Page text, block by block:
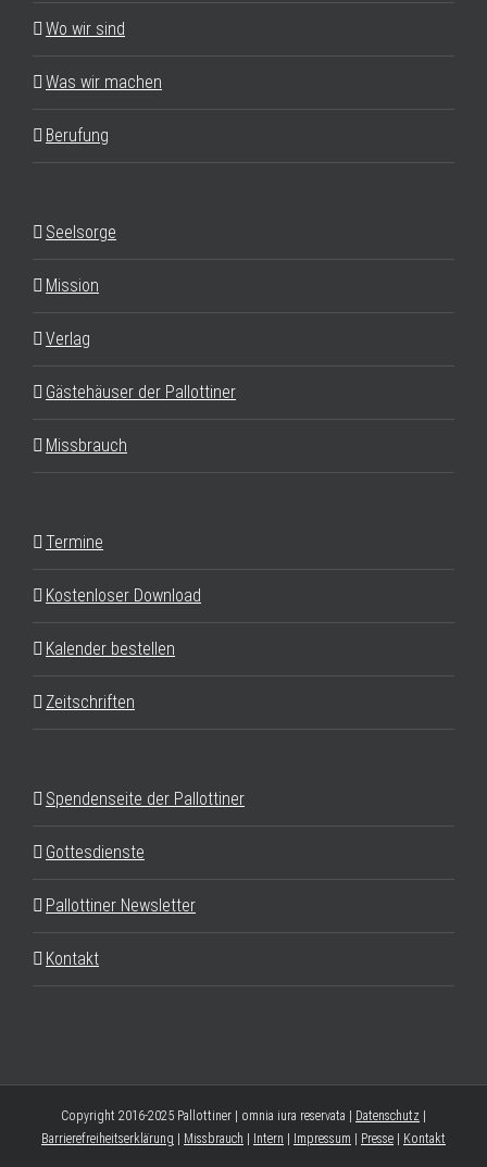
Wo wir sind
Was wir machen
Berufung
Seelsorge
Mission
Verlag
Gästehäuser der Pallottiner
Missbrauch
Termine
Kostenloser Download
Kalender bestellen
Zeitschriften
Spendenseite der Pallottiner
Gottesdienste
Pallottiner Newsletter
Kontakt
Copyright 2016-2025 Pallottiner | omnia iura reservata | Datenschutz
Barrierefreiheitserklärung
Missbrauch Intern Impressum Presse Kontakt